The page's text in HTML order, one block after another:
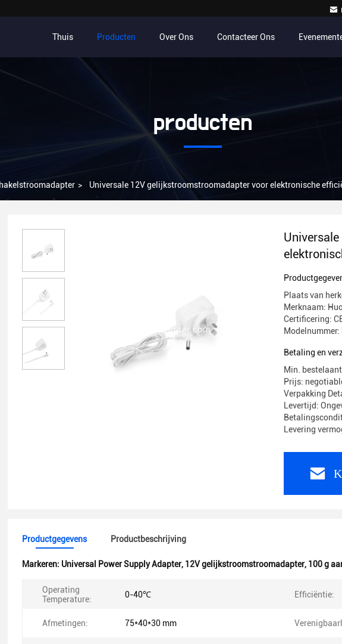
Thuis Producten Over Ons Contacteer Ons
producten
> Universale 12V gelijkstroomstroomadapter voor elektronische
100g
Plaats van
Merknaam:
Certificering:
Betaling en
Min.
Prijs:
Verpakking
Levertijd:
Levering
Productgegevens Productbeschrijving
Markeren: Universal Power Supply Adapter, 12V gelijkstroomstroomadapter, 100 g
Operating
Temperature:
0-40℃ Efficiëntie:
Afmetingen: 75*40*30 mm